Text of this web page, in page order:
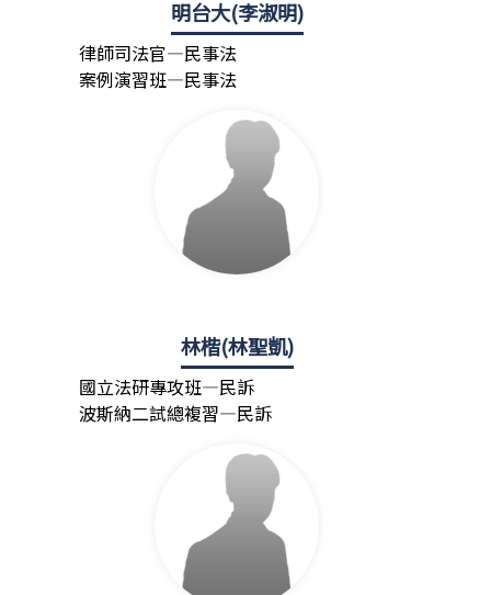
明台大(李淑明)
律師司法官—民事法
案例演習班—民事法
林楷(林聖凱)
國立法研專攻班—民訴
波斯納二試總複習—民訴